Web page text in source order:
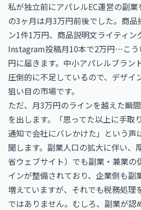
私が独立前にアパレルEC運営の副
の3ヶ月は月3万円前後でした。商品
ン1件1万円、商品説明文ライティン
Instagram投稿月10本で2万円…こう
円に届きます。中小アパレルブラン
圧倒的に不足しているので、デザイ
狙い目の市場です。
ただ、月3万円のラインを越えた瞬
を出します。「思ってた以上に手取
通知で会社にバレかけた」という声
聞します。副業人口の拡大に伴い、
省ウェブサイト）でも副業・兼業の
インが整備されており、企業側も副
増えていますが、それでも税務処理
ではありません。むしろ、副業が認